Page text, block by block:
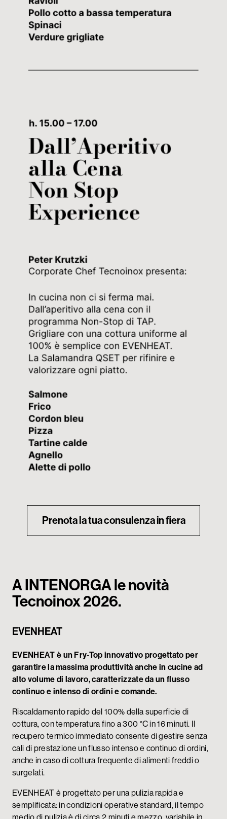
Prenota la tua consulenza in fiera
A INTENORGA le novità
Tecnoinox 2026.
EVENHEAT
EVENHEAT è un Fry-Top innovativo progettato per
garantire la massima produttività anche in cucine ad
alto volume di lavoro, caratterizzate da un flusso
continuo e intenso di ordini e comande.
Riscaldamento rapido del 100% della superficie di
cottura, con temperatura fino a 300 °C in 16 minuti. Il
recupero termico immediato consente di gestire senza
cali di prestazione un flusso intenso e continuo di ordini,
anche in caso di cottura frequente di alimenti freddi o
surgelati.
EVENHEAT è progettato per una pulizia rapida e
semplificata: in condizioni operative standard, il tempo
medio di pulizia è di circa 2 minuti e mezzo, variabile in